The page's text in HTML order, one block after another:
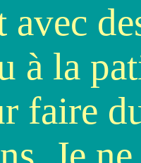
avec
à la
faire